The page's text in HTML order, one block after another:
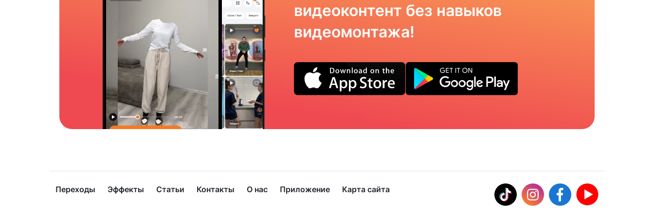
видеоконтент без навыков
видеомонтажа!
Переходы Эффекты Статьи Контакты О нас Приложение Карта сайта